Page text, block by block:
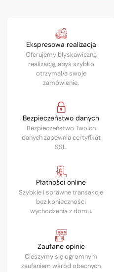
Ekspresowa realizacja
Oferujemy błyskawiczną
realizację, abyś szybko
otrzymał/a swoje
zamówienie.
Bezpieczeństwo danych
Bezpieczeństwo Twoich
danych zapewnia certyfikat
SSL.
Płatności online
Szybkie i sprawne transakcje
bez konieczności
wychodzenia z domu.
Zaufane opinie
Cieszymy się ogromnym
zaufaniem wśród obecnych